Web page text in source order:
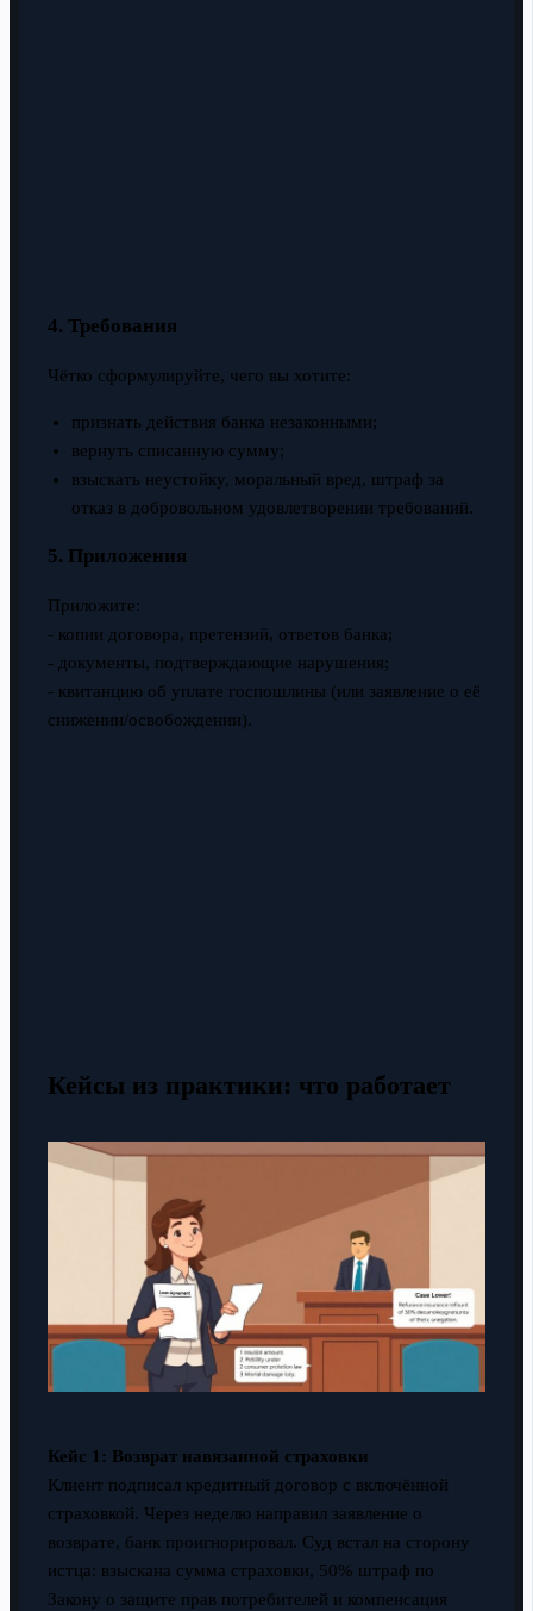
4. Требования
Чётко сформулируйте, чего вы хотите:
признать действия банка незаконными;
вернуть списанную сумму;
взыскать неустойку, моральный вред, штраф за
отказ в добровольном удовлетворении требований.
5. Приложения
Приложите:
- копии договора, претензий, ответов банка;
- документы, подтверждающие нарушения;
- квитанцию об уплате госпошлины (или заявление о её
снижении/освобождении).
Кейсы из практики: что работает
Кейс 1: Возврат навязанной страховки
Клиент подписал кредитный договор с включённой
страховкой. Через неделю направил заявление о
возврате, банк проигнорировал. Суд встал на сторону
истца: взыскана сумма страховки, 50% штраф по
Закону о защите прав потребителей и компенсация